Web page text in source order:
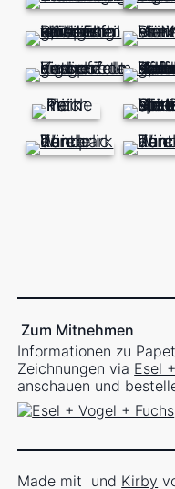
Zum Mitnehmen
Informationen zu
Zeichnungen via Esel
anschauen und
Made mit und Kirby